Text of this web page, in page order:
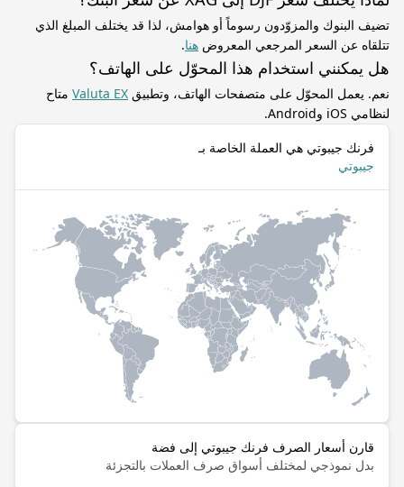
تضيف البنوك والمزوّدون رسوماً أو هوامش، لذا قد يختلف المبلغ الذي
تتلقاه عن السعر المرجعي المعروض هنا.
هل يمكنني استخدام هذا المحوّل على الهاتف؟
نعم. يعمل المحوّل على متصفحات الهاتف، وتطبيق Valuta EX متاح
لنظامي iOS وAndroid.
فرنك جيبوتي هي العملة الخاصة بـ
جيبوتي
قارن أسعار الصرف فرنك جيبوتي إلى فضة
بدل نموذجي لمختلف أسواق صرف العملات بالتجزئة